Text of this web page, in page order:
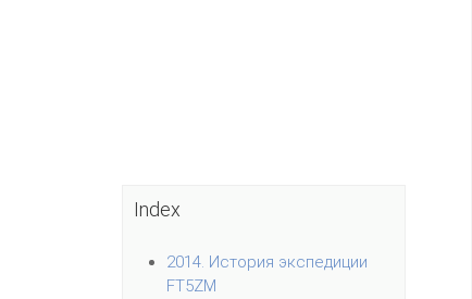
Index
2014. История экспедиции
FT5ZM